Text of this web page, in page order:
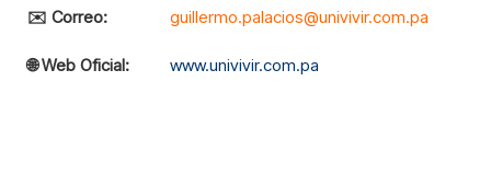
✉️ Correo: guillermo.palacios@univivir.com.pa
🌐 Web Oficial: www.univivir.com.pa